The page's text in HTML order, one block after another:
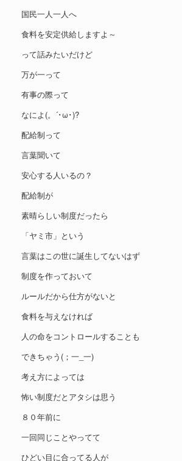
国民一人一人へ
食料を安定供給しますよ～
って話みたいだけど
万が一って
有事の際って
なによ(。´･ω･)?
配給制って
言葉聞いて
安心する人いるの？
配給制が
素晴らしい制度だったら
「ヤミ市」という
言葉はこの世に誕生してないはず
制度を作っておいて
ルールだから仕方がないと
食料を与えなければ
人の命をコントロールすることも
できちゃう(；一_一)
考え方によっては
怖い制度だとアタシは思う
８０年前に
一回同じことやってて
ひどい目に合ってる人が